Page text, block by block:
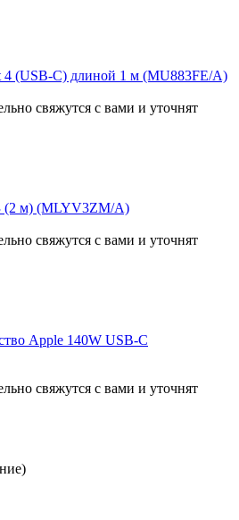
4 (USB‑C) длиной 1 м (MU883FE/A)
свяжутся с вами и уточнят
(2 м) (MLYV3ZM/A)
свяжутся с вами и уточнят
Apple 140W USB-C
свяжутся с вами и уточнят